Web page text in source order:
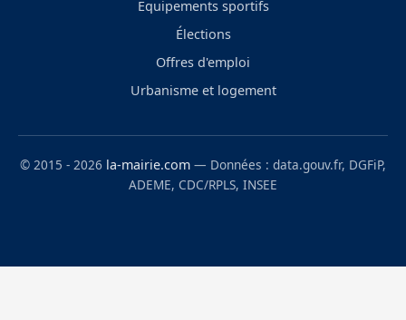
Équipements sportifs
Élections
Offres d'emploi
Urbanisme et logement
© 2015 - 2026 la-mairie.com — Données : data.gouv.fr, DGFiP,
ADEME, CDC/RPLS, INSEE